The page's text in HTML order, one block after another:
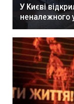
У Києві
неналежного
розпліднику